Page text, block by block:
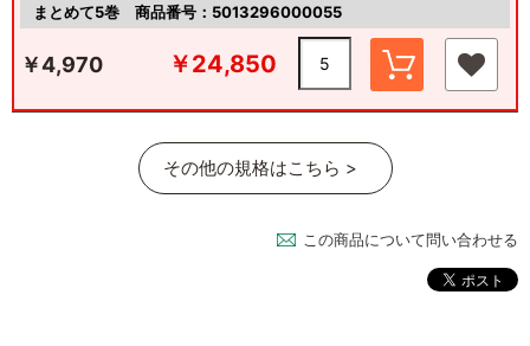
まとめて5巻 商品番号：5013296000055
￥4,970 ￥24,850
その他の規格はこちら >
この商品について問い合わせる